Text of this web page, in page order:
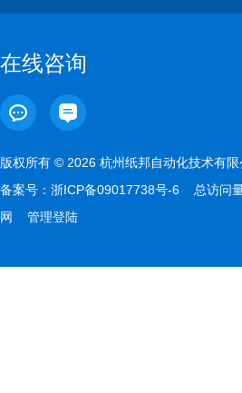
在线咨询
版权所有 © 2026 杭州纸邦自动化技术有
备案号： 浙ICP备09017738号-6 总访问
网
管理登陆